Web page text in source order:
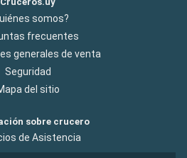
somos?
frecuentes
generales de venta
Seguridad
del sitio
sobre crucero
de Asistencia